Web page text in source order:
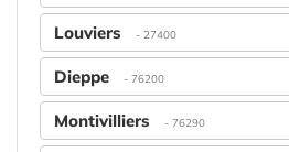
Louviers - 27400
Dieppe - 76200
Montivilliers - 76290